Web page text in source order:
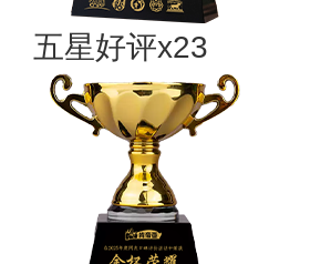
五星好评x23